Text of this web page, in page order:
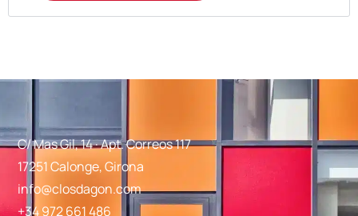
C/ Mas Gil, 14 · Apt. Correos 117
17251 Calonge, Girona
info@closdagon.com
+34 972 661 486